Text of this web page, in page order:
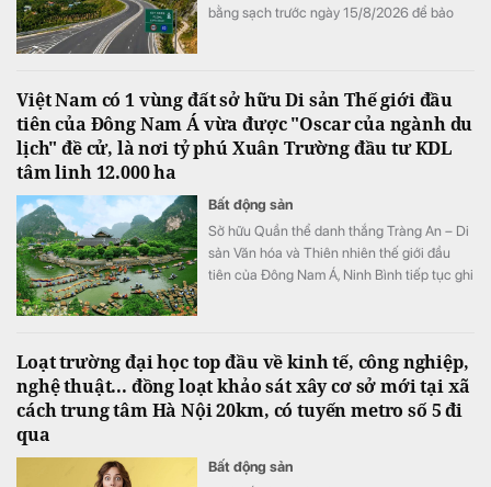
bằng sạch trước ngày 15/8/2026 để bảo
Việt Nam có 1 vùng đất sở hữu Di sản Thế giới đầu
tiên của Đông Nam Á vừa được "Oscar của ngành du
lịch" đề cử, là nơi tỷ phú Xuân Trường đầu tư KDL
tâm linh 12.000 ha
Bất động sản
Sở hữu Quần thể danh thắng Tràng An – Di
sản Văn hóa và Thiên nhiên thế giới đầu
tiên của Đông Nam Á, Ninh Bình tiếp tục ghi
Loạt trường đại học top đầu về kinh tế, công nghiệp,
nghệ thuật... đồng loạt khảo sát xây cơ sở mới tại xã
cách trung tâm Hà Nội 20km, có tuyến metro số 5 đi
qua
Bất động sản